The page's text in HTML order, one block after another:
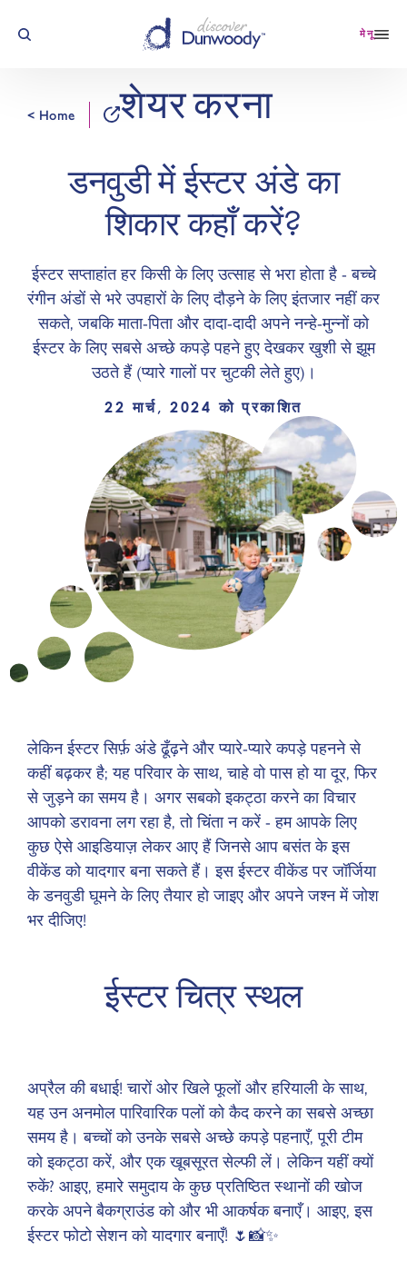
सामग्री पर जाएं मेनू
< Home शेयर करना
डनवुडी में ईस्टर अंडे का
शिकार कहाँ करें?
ईस्टर सप्ताहांत हर किसी के लिए उत्साह से भरा होता है - बच्चे
रंगीन अंडों से भरे उपहारों के लिए दौड़ने के लिए इंतजार नहीं कर
सकते, जबकि माता-पिता और दादा-दादी अपने नन्हे-मुन्नों को
ईस्टर के लिए सबसे अच्छे कपड़े पहने हुए देखकर खुशी से झूम
उठते हैं (प्यारे गालों पर चुटकी लेते हुए)।
22 मार्च, 2024 को प्रकाशित
लेकिन ईस्टर सिर्फ़ अंडे ढूँढ़ने और प्यारे-प्यारे कपड़े पहनने से
कहीं बढ़कर है; यह परिवार के साथ, चाहे वो पास हो या दूर, फिर
से जुड़ने का समय है। अगर सबको इकट्ठा करने का विचार
आपको डरावना लग रहा है, तो चिंता न करें - हम आपके लिए
कुछ ऐसे आइडियाज़ लेकर आए हैं जिनसे आप बसंत के इस
वीकेंड को यादगार बना सकते हैं। इस ईस्टर वीकेंड पर जॉर्जिया
के डनवुडी घूमने के लिए तैयार हो जाइए और अपने जश्न में जोश
भर दीजिए!
ईस्टर चित्र स्थल
अप्रैल की बधाई! चारों ओर खिले फूलों और हरियाली के साथ,
यह उन अनमोल पारिवारिक पलों को कैद करने का सबसे अच्छा
समय है। बच्चों को उनके सबसे अच्छे कपड़े पहनाएँ, पूरी टीम
को इकट्ठा करें, और एक खूबसूरत सेल्फी लें। लेकिन यहीं क्यों
रुकें? आइए, हमारे समुदाय के कुछ प्रतिष्ठित स्थानों की खोज
करके अपने बैकग्राउंड को और भी आकर्षक बनाएँ। आइए, इस
ईस्टर फोटो सेशन को यादगार बनाएँ! 🌷📸✨